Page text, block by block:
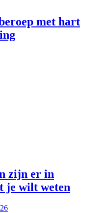
met hart
zijn er in
je wilt weten